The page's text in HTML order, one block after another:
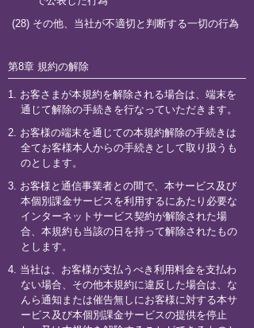
(28) その他、当社が不適切と判断する一切の行為
第8章 規約の解除
1. お客さまが本規約を解除される場合は、端末を
通じて解除の手続きを行なっていただきます。
2. お客様の端末を通じての本規約解除の手続きは
全てお客様本人からの手続きとして取り扱うも
のとします。
3. お客様と通信事業者との間で、本サービス及び
本個別課金サービスを利用するにあたり必要な
インターネットサービス契約が解除された場
合、本規約も当該の日を持って解除されたもの
とします。
4. 当社は、お客様が支払うべき利用料金を支払わ
ない場合、その他本規約に違反した場合は、な
んら通知または催告無しにお客様に対する本サ
ービス及び本個別課金サービスの提供を停止